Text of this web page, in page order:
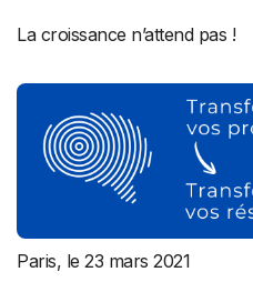
La croissance n’attend pas !
Paris, le 23 mars 2021